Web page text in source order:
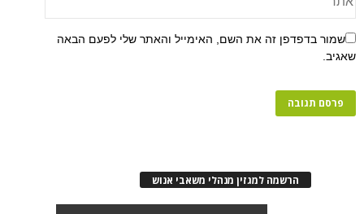
שמור בדפדפן זה את השם, האימייל והאתר שלי לפעם הבאה
שאגיב.
הרשמה למגזין מנהלי משאבי אנוש